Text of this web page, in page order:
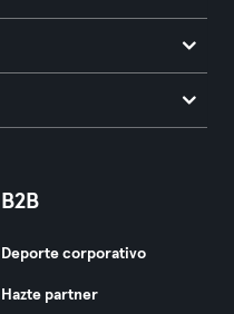
B2B
Deporte corporativo
Hazte partner